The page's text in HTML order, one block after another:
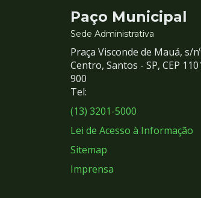
Contato
e
Redes
Sociais
Paço Municipal
Sede Administrativa
Praça Visconde de Mauá, s/
Centro, Santos - SP, CEP
900
Tel:
(13) 3201-5000
Lei de Acesso à Informação
Sitemap
Imprensa